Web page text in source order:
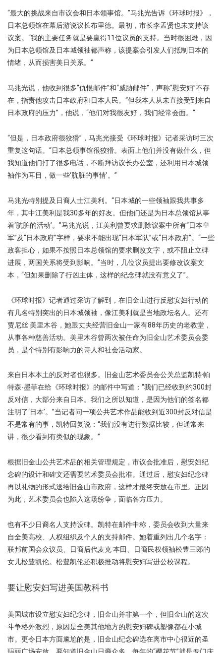
“最大的挑战来自市议会和日本领事馆。”马兆光告诉《环球时报》，
日本总领馆在幕后游说议长布里德。最初，市长李孟贤也未支持该
议案。“我的主要任务就是要赢得11位议员的支持。当时很困难，因
为日本总领馆及日本城领袖都声称，该提案会引发人们抵制日本的
情绪，从而损害美日关系。”
马兆光说，他收到很多“仇恨邮件”和“威胁邮件”，声称“慰安妇”不存
在，指责他攻击日本政府和日本人民。“但我本人从未直接受到来自
日本政府的压力”，他说，“他们对我很友好，我们经常会面。”
“但是，日本政府很狡猾”，马兆光接受《环球时报》记者采访时三次
重复这句话。“日本总领事馆很狡猾。表面上他们并没有做什么，但
我知道他们打了很多电话，不断拜访议长办公室，还利用日本城领
袖作为耳目，做一些‘肮脏的事情’。”
马兆光特别提及日裔人士江美利。“日本城的一些领袖跟我共事多
年，其中江美利是我30多年的好友。但他们还是为日本总领馆从事
着‘肮脏的活动’。”马兆光说，江美利曾要求删除议案中所有“日本皇
军”及“日本政府”字样，要求不能出现“日本军队”或“日本政府”。“一些
政客担心，如果不按照日本总领馆的要求删改文字，或不阻止立碑
进展，两国关系将受到影响。”当时，几位议员提出要修改议案文
本，“但如果删除了行凶主体，这样的纪念碑就没有意义了”。
《环球时报》记者通过采访了解到，在旧金山进行反慰安妇行动的
有几名特别突出的日本城领袖，像江美利就是当地政坛名人。还有
贾尼丝·美里木谷，她跟丈夫经营旧金山一家有88年历史的老教堂，
从事各种慈善活动。美里木谷曾两次被任命为旧金山艺术委员会委
员，是个特别有影响力的诗人和社会活动家。
来自日本本土的反对者也很多。旧金山艺术委员会公关总监凯特·帕
特森-墨菲在给《环球时报》的邮件中写道：“我们已经收到约300封
反对信，大部分来自日本。我们之所以知道，是因为他们的签名都
注明了‘日本’。”当记者问一项公共艺术作品能收到近300封反对信是
不是常有的事，凯特回复说：“我们没有进行数据比较，但通常来
讲，很少看到有类似的现象。”
根据旧金山公共艺术品的相关管理规定，市议会批准后，慰安妇纪
念碑的设计和碑文还需要艺术委员会批准。通过后，慰安妇纪念碑
再以礼物的形式送给旧金山市政府，这样才最终安放在市里。正因
为此，艺术委员会也陷入这场纷争，面临各方压力。
也有不少日裔名人支持设碑。凯特在邮件中称，委员会收到大量来
自全美高校、人权组织及个人的支持邮件。她着重列出几个名字：
联邦前国会众议员、日裔后代麦克·本田、日裔民权领袖松豊三郎的
女儿松豊凯伦。松豊凯伦还积极推动将慰安妇写进公校课程。
要让慰安妇写进美国教科书
美国城市设立慰安妇纪念碑，旧金山并非第一个，但旧金山的这次
斗争格外激烈，原因是全美其他地方的慰安妇碑或塑像都在小城
市。更令日本方面尴尬的是，旧金山纪念碑选在离市中心很近的圣
玛丽广场安放，要知道旧金山日裔众多，每年的“樱花节”就是专门庆